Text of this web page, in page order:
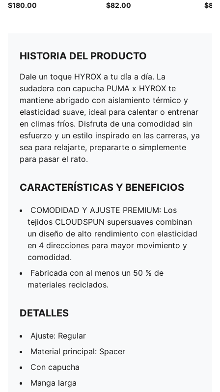
$180.00 $82.00
HISTORIA DEL PRODUCTO
Dale un toque HYROX a tu día a día. La
sudadera con capucha PUMA x HYROX te
mantiene abrigado con aislamiento térmico y
elasticidad suave, ideal para calentar o entrenar
en climas fríos. Disfruta de una comodidad sin
esfuerzo y un estilo inspirado en las carreras, ya
sea para relajarte, prepararte o simplemente
para pasar el rato.
CARACTERÍSTICAS Y BENEFICIOS
COMODIDAD Y AJUSTE PREMIUM: Los
tejidos CLOUDSPUN supersuaves combinan
un diseño de alto rendimiento con elasticidad
en 4 direcciones para mayor movimiento y
comodidad.
Fabricada con al menos un 50 % de
materiales reciclados.
DETALLES
Ajuste: Regular
Material principal: Spacer
Con capucha
Manga larga